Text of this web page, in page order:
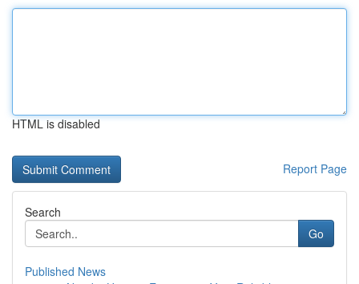
HTML is disabled
Report Page
Search
Go
Published News